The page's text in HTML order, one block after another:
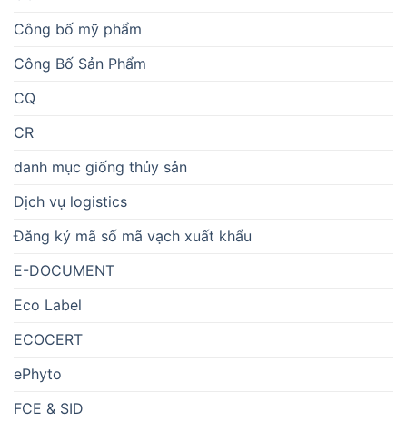
Công bố mỹ phẩm
Công Bố Sản Phẩm
CQ
CR
danh mục giống thủy sản
Dịch vụ logistics
Đăng ký mã số mã vạch xuất khẩu
E-DOCUMENT
Eco Label
ECOCERT
ePhyto
FCE & SID